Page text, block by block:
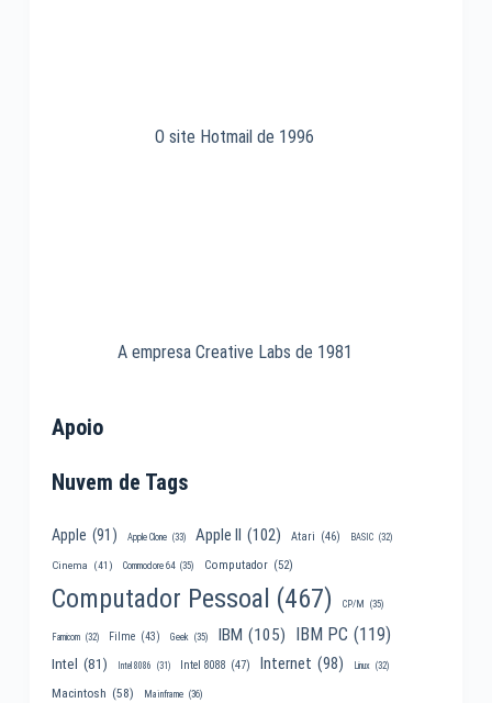
O site Hotmail de 1996
A empresa Creative Labs de 1981
Apoio
Nuvem de Tags
Apple (91) Apple Clone (33) Apple II (102) Atari (46) BASIC (32)
Cinema (41) Commodore 64 (35) Computador (52)
Computador Pessoal (467) CP/M (35)
Famicom (32) Filme (43) Geek (35) IBM (105) IBM PC (119)
Intel (81) Intel 8086 (31) Intel 8088 (47) Internet (98) Linux (32)
Macintosh (58) Mainframe (36)